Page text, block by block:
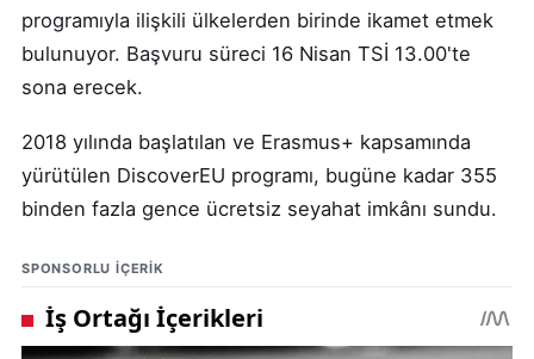
programıyla ilişkili ülkelerden birinde ikamet etmek
bulunuyor. Başvuru süreci 16 Nisan TSİ 13.00'te
sona erecek.
2018 yılında başlatılan ve Erasmus+ kapsamında
yürütülen DiscoverEU programı, bugüne kadar 355
binden fazla gence ücretsiz seyahat imkânı sundu.
SPONSORLU IÇERIK